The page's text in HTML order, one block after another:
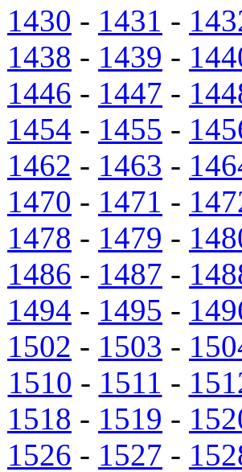
1430 - 1431 -
1438 - 1439 -
1446 - 1447 -
1454 - 1455 -
1462 - 1463 -
1470 - 1471 -
1478 - 1479 -
1486 - 1487 -
1494 - 1495 -
1502 - 1503 -
1510 - 1511 -
1518 - 1519 -
1526 - 1527 -